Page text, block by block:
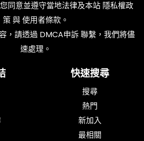
同意並遵守當地法律及本站 隱私權政
策與使用者條款 。
，請透過 DMCA申訴聯繫，我們將儘
速處理。
快速搜尋
搜尋
熱門
新加入
最相關